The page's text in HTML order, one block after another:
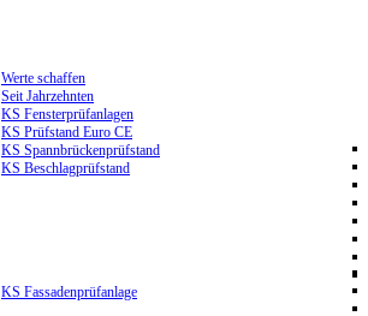
Werte schaffen
Seit Jahrzehnten
KS Fensterprüfanlagen
KS Prüfstand Euro CE
KS Spannbrückenprüfstand
KS Beschlagprüfstand
KS Fassadenprüfanlage